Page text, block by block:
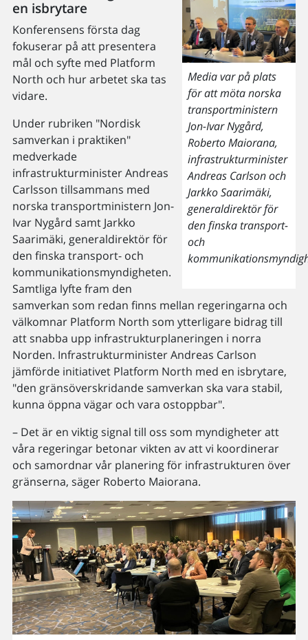
Media var på plats
för att möta norska
transportministern
Jon-Ivar Nygård,
Roberto Maiorana,
infrastrukturminister
Andreas Carlson och
Jarkko Saarimäki,
generaldirektör för
den finska transport-
och
en isbrytare
Konferensens första dag
fokuserar på att presentera
mål och syfte med Platform
North och hur arbetet ska tas
vidare.
Under rubriken "Nordisk
samverkan i praktiken"
medverkade
infrastrukturminister Andreas
Carlsson tillsammans med
norska transportministern Jon-
Ivar Nygård samt Jarkko
Saarimäki, generaldirektör för
den finska transport- och
kommunikationsmyndigheten.
Samtliga lyfte fram den
samverkan som redan finns mellan regeringarna och
välkomnar Platform North som ytterligare bidrag till
att snabba upp infrastrukturplaneringen i norra
Norden. Infrastrukturminister Andreas Carlson
jämförde initiativet Platform North med en isbrytare,
"den gränsöverskridande samverkan ska vara stabil,
kunna öppna vägar och vara ostoppbar".
– Det är en viktig signal till oss som myndigheter att
våra regeringar betonar vikten av att vi koordinerar
och samordnar vår planering för infrastrukturen över
gränserna, säger Roberto Maiorana.